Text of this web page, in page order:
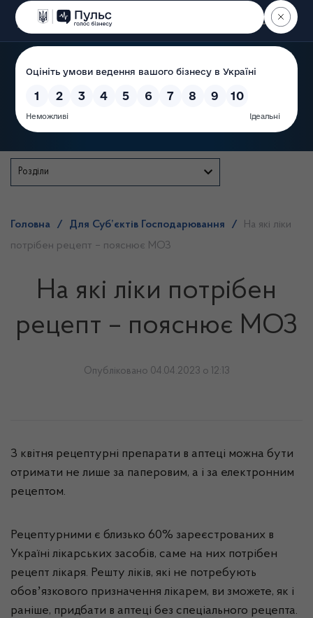
Пошук
Розділи
Головна / Для Суб’єктів Господарювання /
На які ліки
потрібен рецепт – пояснює МОЗ
На які ліки потрібен
рецепт – пояснює МОЗ
Опубліковано 04.04.2023 о 12:13
З квітня рецептурні препарати в аптеці можна бути
отримати не лише за паперовим, а і за електронним
рецептом.
Рецептурними є близько 60% зареєстрованих в
Україні лікарських засобів, саме на них потрібен
рецепт лікаря. Решту ліків, які не потребують
обовʼязкового призначення лікарем, ви зможете, як і
раніше, придбати в аптеці без спеціального рецепта.